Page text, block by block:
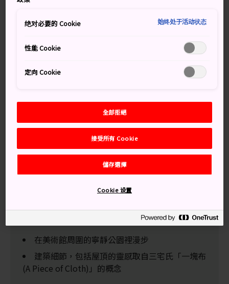
Photo: Masaya Yoshimura
設計愛好者的樂園
21 21美術館將人們的視線轉移到日常事物和事件上，從設
是促進人們對設計的認識和興趣。
21_21美術館是一座以設計為主的機構，由時尚設計師三
宅一生創立。這間美術館於 2007 年 3 月開幕，位於
木
東京中城，其建築結構由世界著名建築師安藤忠雄設
別錯過
在美術館周圍的寧靜公園裡漫步
建築細節，包括屋頂的靈感取自三宅氏「一塊布
(A Piece of Cloth)」的概念
绝对必要的 Cookie 始终处于活动状态
性能 Cookie
定向 Cookie
全部拒絕
接受所有 Cookie
儲存選擇
Cookie 设置